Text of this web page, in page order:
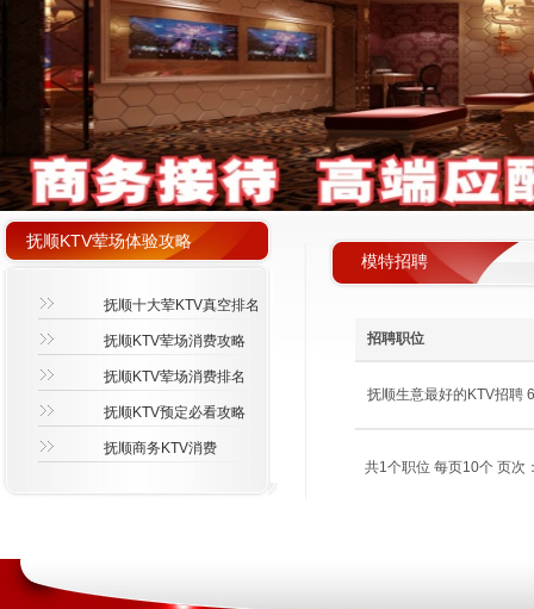
抚顺KTV荤场体验攻略
抚顺十大荤KTV真空排名
抚顺KTV荤场消费攻略
抚顺KTV荤场消费排名
抚顺KTV预定必看攻略
抚顺商务KTV消费
模特招聘
招聘职位
抚顺生意最好的KTV招聘
共1个职位 每页10个 页次